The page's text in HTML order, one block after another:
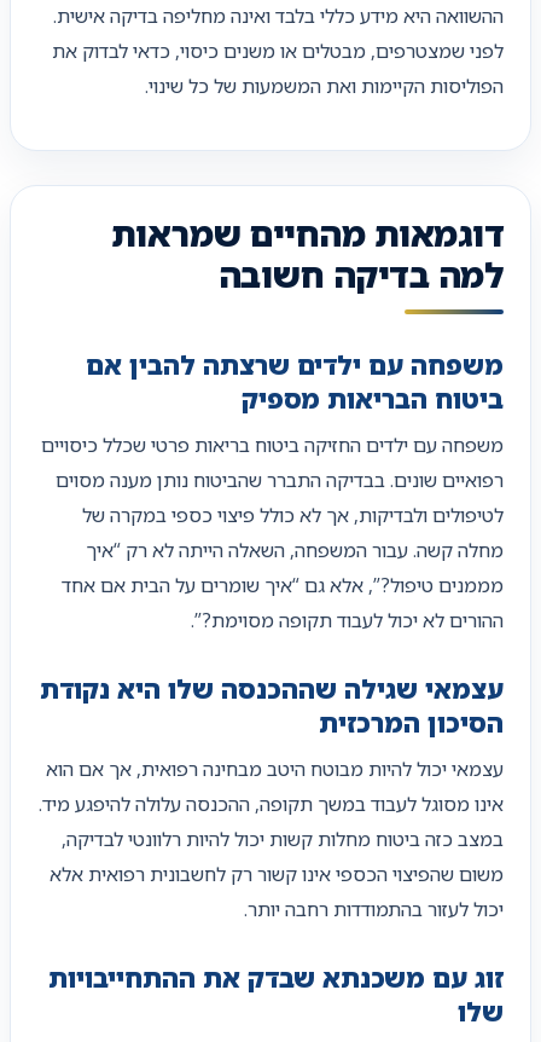
ההשוואה היא מידע כללי בלבד ואינה מחליפה בדיקה אישית.
לפני שמצטרפים, מבטלים או משנים כיסוי, כדאי לבדוק את
הפוליסות הקיימות ואת המשמעות של כל שינוי.
דוגמאות מהחיים שמראות
למה בדיקה חשובה
משפחה עם ילדים שרצתה להבין אם
ביטוח הבריאות מספיק
משפחה עם ילדים החזיקה ביטוח בריאות פרטי שכלל כיסויים
רפואיים שונים. בבדיקה התברר שהביטוח נותן מענה מסוים
לטיפולים ולבדיקות, אך לא כולל פיצוי כספי במקרה של
מחלה קשה. עבור המשפחה, השאלה הייתה לא רק “איך
מממנים טיפול?”, אלא גם “איך שומרים על הבית אם אחד
ההורים לא יכול לעבוד תקופה מסוימת?”.
עצמאי שגילה שההכנסה שלו היא נקודת
הסיכון המרכזית
עצמאי יכול להיות מבוטח היטב מבחינה רפואית, אך אם הוא
אינו מסוגל לעבוד במשך תקופה, ההכנסה עלולה להיפגע מיד.
במצב כזה ביטוח מחלות קשות יכול להיות רלוונטי לבדיקה,
משום שהפיצוי הכספי אינו קשור רק לחשבונית רפואית אלא
יכול לעזור בהתמודדות רחבה יותר.
זוג עם משכנתא שבדק את ההתחייבויות
שלו